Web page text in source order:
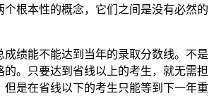
个根本性的概念，它们之间是没有必然的
成绩能不能达到当年的录取分数线。不是
的。只要达到省线以上的考生，就无需担
但是在省线以下的考生只能等到下一年重